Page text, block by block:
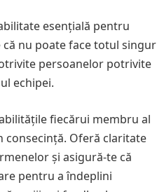
esențială pentru
nu poate face totul singur
persoanelor potrivite
echipei.
fiecărui membru al
consecință. Oferă claritate
și asigură-te că
pentru a îndeplini